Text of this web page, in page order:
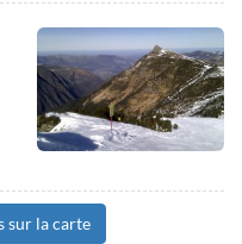
sur la carte